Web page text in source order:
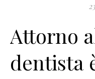
Attorno
dentista